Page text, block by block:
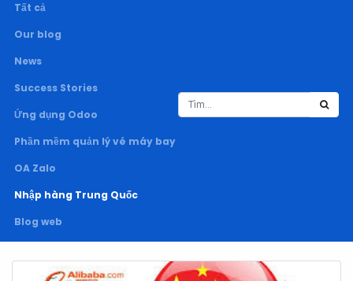
Tất cả
Our blog
News
Success Stories
Ứng dụng Odoo
Phần mềm quản lý vé máy bay
OA Zalo
Nhập hàng Trung Quốc
Blog web